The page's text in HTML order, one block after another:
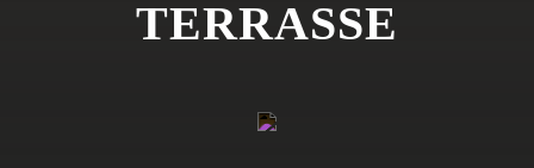
TERRASSE